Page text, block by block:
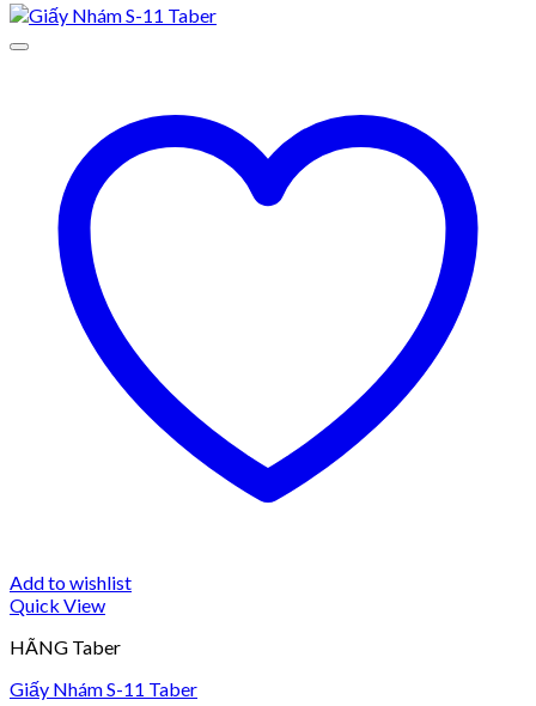
Add to wishlist
Quick View
HÃNG Taber
Giấy Nhám S-11 Taber